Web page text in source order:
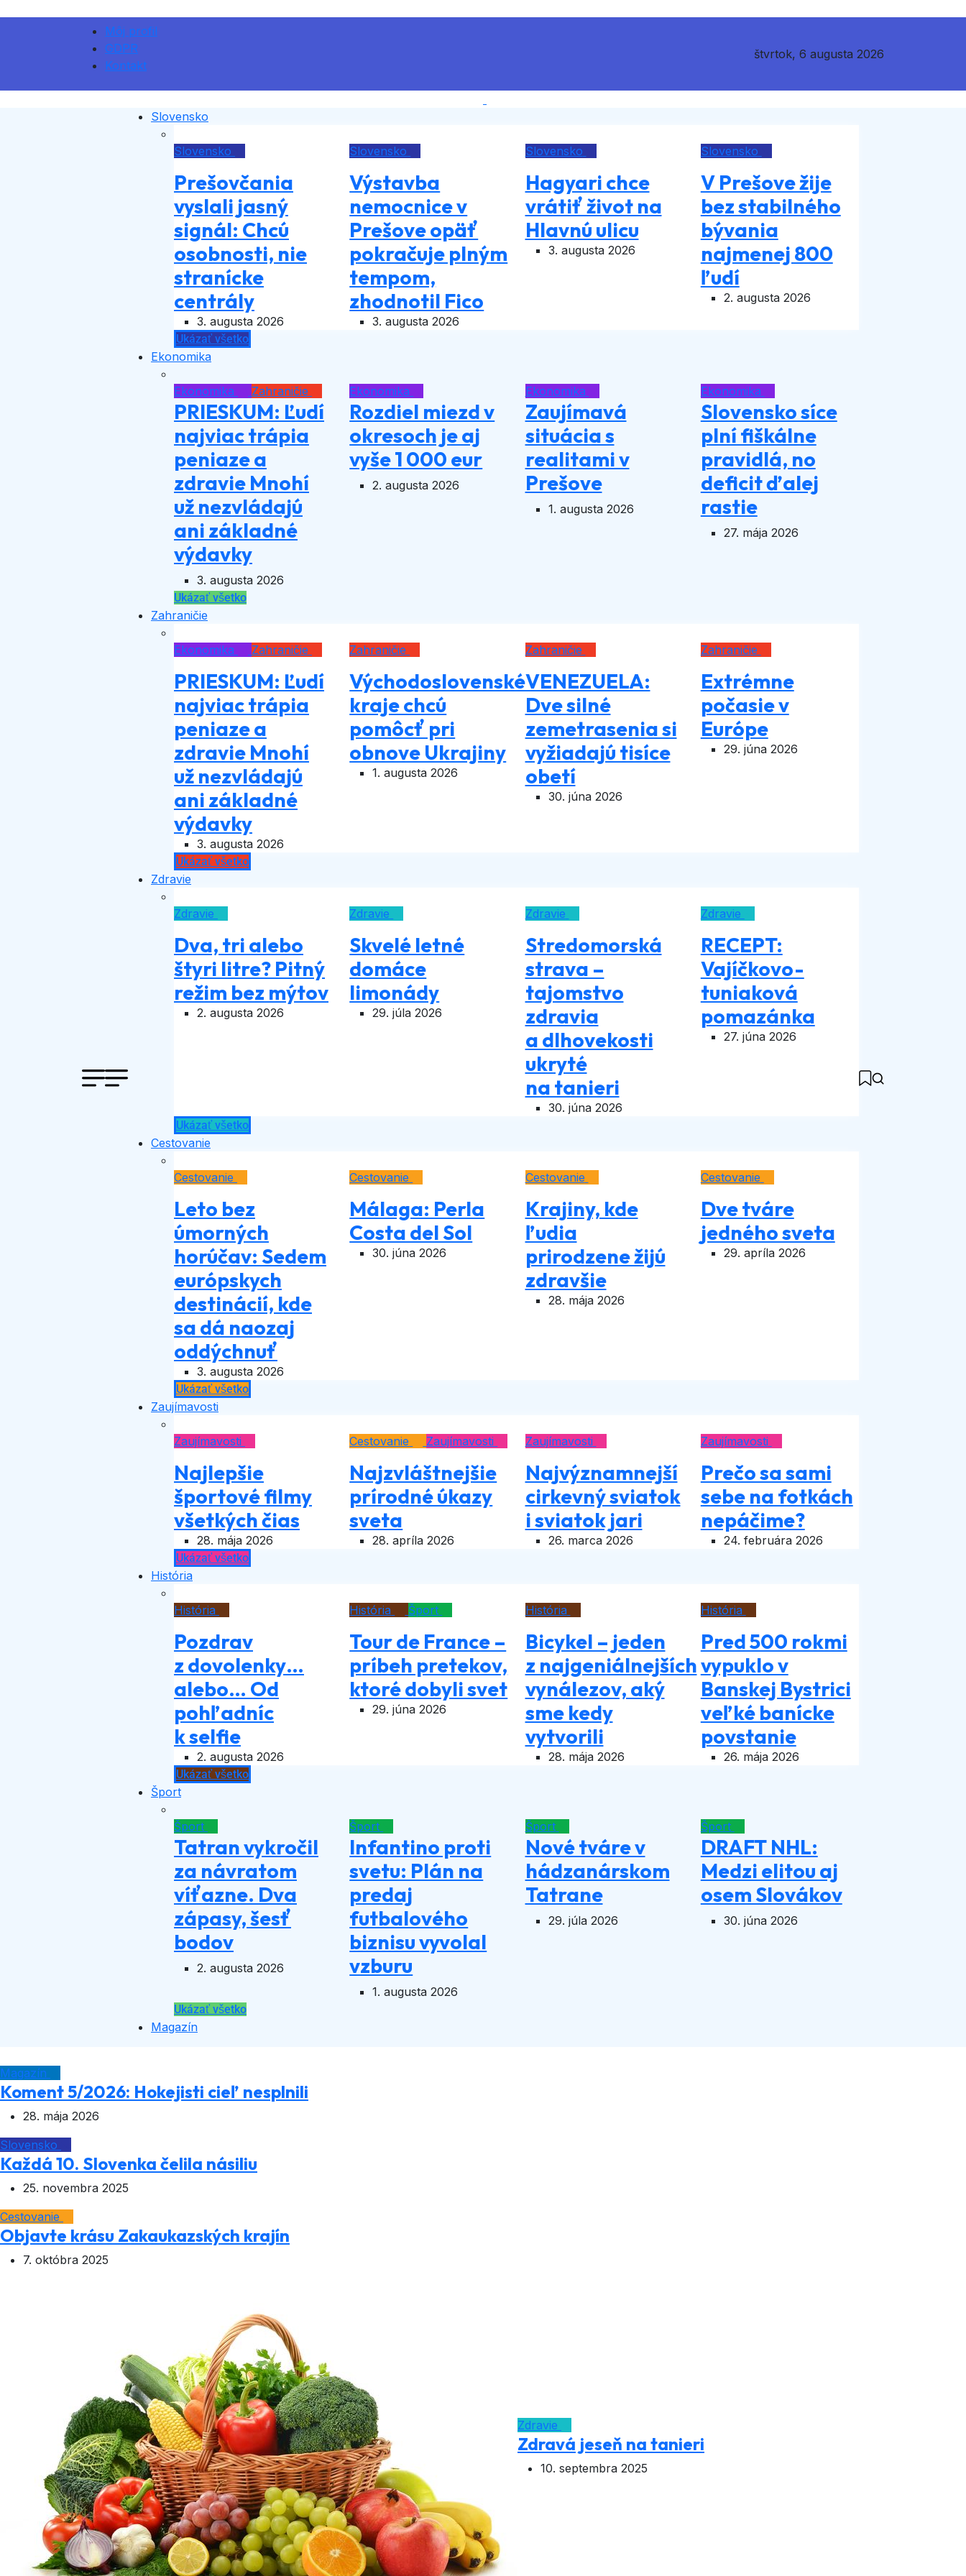
Môj profil
GDPR
Kontakt
štvrtok, 6 augusta 2026
Slovensko
Slovensko
Prešovčania
vyslali jasný
signál: Chcú
osobnosti, nie
stranícke
centrály
3. augusta 2026
Slovensko
Výstavba
nemocnice v
Prešove opäť
pokračuje plným
tempom,
zhodnotil Fico
3. augusta 2026
Slovensko
Hagyari chce
vrátiť život na
Hlavnú ulicu
3. augusta 2026
Slovensko
V Prešove žije
bez stabilného
bývania
najmenej 800
ľudí
2. augusta 2026
Ukázať všetko
Ekonomika
Ekonomika Zahraničie
PRIESKUM: Ľudí
najviac trápia
peniaze a
zdravie Mnohí
už nezvládajú
ani základné
výdavky
3. augusta 2026
Ekonomika
Rozdiel miezd v
okresoch je aj
vyše 1 000 eur
2. augusta 2026
Ekonomika
Zaujímavá
situácia s
realitami v
Prešove
1. augusta 2026
Ekonomika
Slovensko síce
plní fiškálne
pravidlá, no
deficit ďalej
rastie
27. mája 2026
Ukázať všetko
Zahraničie
Ekonomika Zahraničie
PRIESKUM: Ľudí
najviac trápia
peniaze a
zdravie Mnohí
už nezvládajú
ani základné
výdavky
3. augusta 2026
Zahraničie
Východoslovenské
kraje chcú
pomôcť pri
obnove Ukrajiny
1. augusta 2026
Zahraničie
VENEZUELA:
Dve silné
zemetrasenia si
vyžiadajú tisíce
obetí
30. júna 2026
Zahraničie
Extrémne
počasie v
Európe
29. júna 2026
Ukázať všetko
Zdravie
Zdravie
Dva, tri alebo
štyri litre? Pitný
režim bez mýtov
2. augusta 2026
Zdravie
Skvelé letné
domáce
limonády
29. júla 2026
Zdravie
Stredomorská
strava –
tajomstvo
zdravia
a dlhovekosti
ukryté
na tanieri
30. júna 2026
Zdravie
RECEPT:
Vajíčkovo-
tuniaková
pomazánka
27. júna 2026
Ukázať všetko
Cestovanie
Cestovanie
Leto bez
úmorných
horúčav: Sedem
európskych
destinácií, kde
sa dá naozaj
oddýchnuť
3. augusta 2026
Cestovanie
Málaga: Perla
Costa del Sol
30. júna 2026
Cestovanie
Krajiny, kde
ľudia
prirodzene žijú
zdravšie
28. mája 2026
Cestovanie
Dve tváre
jedného sveta
29. apríla 2026
Ukázať všetko
Zaujímavosti
Zaujímavosti
Najlepšie
športové filmy
všetkých čias
28. mája 2026
Cestovanie Zaujímavosti
Najzvláštnejšie
prírodné úkazy
sveta
28. apríla 2026
Zaujímavosti
Najvýznamnejší
cirkevný sviatok
i sviatok jari
26. marca 2026
Zaujímavosti
Prečo sa sami
sebe na fotkách
nepáčime?
24. februára 2026
Ukázať všetko
História
História
Pozdrav
z dovolenky…
alebo… Od
pohľadníc
k selfie
2. augusta 2026
História Šport
Tour de France –
príbeh pretekov,
ktoré dobyli svet
29. júna 2026
História
Bicykel – jeden
z najgeniálnejších
vynálezov, aký
sme kedy
vytvorili
28. mája 2026
História
Pred 500 rokmi
vypuklo v
Banskej Bystrici
veľké banícke
povstanie
26. mája 2026
Ukázať všetko
Šport
Šport
Tatran vykročil
za návratom
víťazne. Dva
zápasy, šesť
bodov
2. augusta 2026
Šport
Infantino proti
svetu: Plán na
predaj
futbalového
biznisu vyvolal
vzburu
1. augusta 2026
Šport
Nové tváre v
hádzanárskom
Tatrane
29. júla 2026
Šport
DRAFT NHL:
Medzi elitou aj
osem Slovákov
30. júna 2026
Ukázať všetko
Magazín
Magazín
Koment 5/2026: Hokejisti cieľ nesplnili
28. mája 2026
Slovensko
Každá 10. Slovenka čelila násiliu
25. novembra 2025
Cestovanie
Objavte krásu Zakaukazských krajín
7. októbra 2025
Zdravie
Zdravá jeseň na tanieri
10. septembra 2025